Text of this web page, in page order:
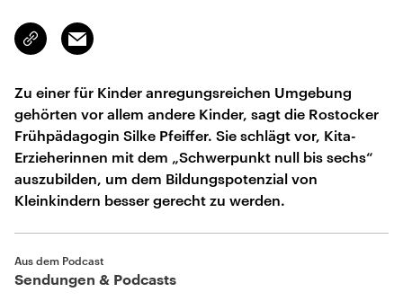
Link
kopieren/teilen
Email
Zu einer für Kinder anregungsreichen Umgebung
gehörten vor allem andere Kinder, sagt die Rostocker
Frühpädagogin Silke Pfeiffer. Sie schlägt vor, Kita-
Erzieherinnen mit dem „Schwerpunkt null bis sechs“
auszubilden, um dem Bildungspotenzial von
Kleinkindern besser gerecht zu werden.
Aus dem Podcast
Sendungen & Podcasts